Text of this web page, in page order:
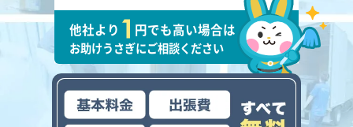
他社より 円でも高い場合は
お助けうさぎにご相談ください